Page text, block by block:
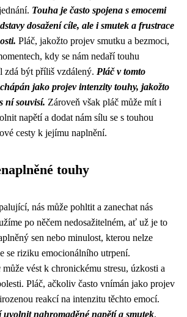
Touha je často spojena s emocemi
dosažení cíle, ale i smutek a frustrace
Pláč, jakožto projev smutku a bezmoci,
kdy se nám nedaří touhu
zdá být příliš vzdálený. Pláč v tomto
jako projev intenzity touhy, jakožto
ní souvisí. Zároveň však pláč může mít i
napětí a dodat nám sílu se s touhou
cesty k jejímu naplnění.
touhy
nás může pohltit a zanechat nás
po něčem nedosažitelném, ať už je to
sen nebo minulost, kterou nelze
se riziku emocionálního utrpení.
může vést k chronickému stresu, úzkosti a
Pláč, ačkoliv často vnímán jako projev
reakcí na intenzitu těchto emocí.
uvolnit nahromaděné napětí a smutek,